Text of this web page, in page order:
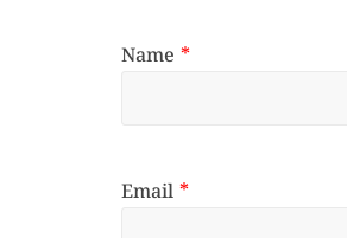
Name *
Email *